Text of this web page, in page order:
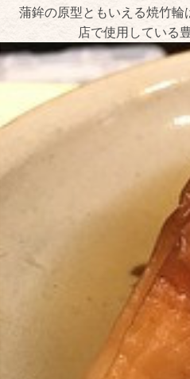
蒲鉾の原型ともいえる焼竹
店で使用している